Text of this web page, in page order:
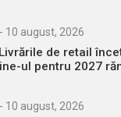
- 10 august, 2026
de retail
ul pentru 2027
- 10 august, 2026